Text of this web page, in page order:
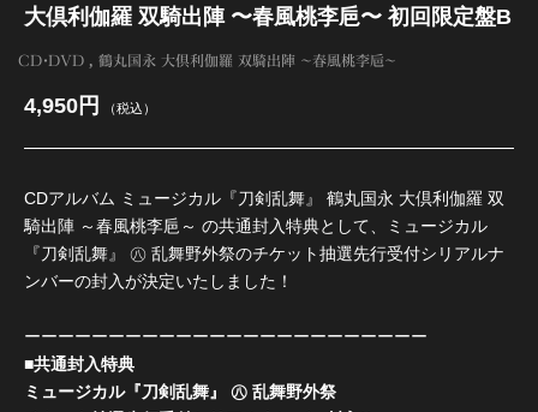
大倶利伽羅 双騎出陣 〜春風桃李巵〜 初回限定盤B
CD・DVD 鶴丸国永 大倶利伽羅 双騎出陣 ～春風桃李巵～
4,950円 （税込）
CDアルバム ミュージカル『刀剣乱舞』 鶴丸国永 大倶利伽羅 双
騎出陣 ～春風桃李巵～ の共通封入特典として、ミュージカル
『刀剣乱舞』 ㊇ 乱舞野外祭のチケット抽選先行受付シリアルナ
ンバーの封入が決定いたしました！
ーーーーーーーーーーーーーーーーーーーーーーーー
■共通封入特典
ミュージカル『刀剣乱舞』 ㊇ 乱舞野外祭